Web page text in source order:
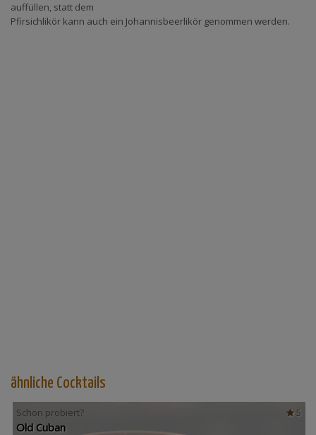
auffüllen, statt dem
Pfirsichlikör kann auch ein Johannisbeerlikör genommen werden.
ähnliche Cocktails
5
Schon probiert?
Old Cuban